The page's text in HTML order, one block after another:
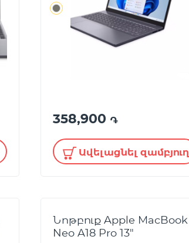
358,900 ֏
Ավելացնել զամբյուղ
Նոթբուք Apple MacBook
Neo A18 Pro 13"